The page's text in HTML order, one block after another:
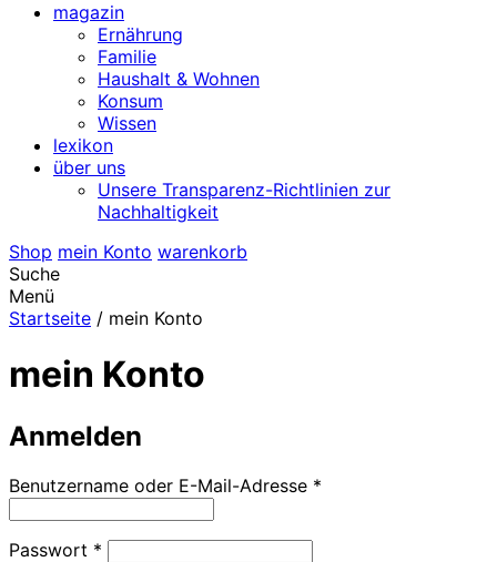
magazin
Ernährung
Familie
Haushalt & Wohnen
Konsum
Wissen
lexikon
über uns
Unsere Transparenz-Richtlinien zur
Nachhaltigkeit
Shop mein Konto warenkorb
Suche
Menü
Startseite / mein Konto
mein Konto
Anmelden
Benutzername oder E-Mail-Adresse *
Passwort * Erforderlich